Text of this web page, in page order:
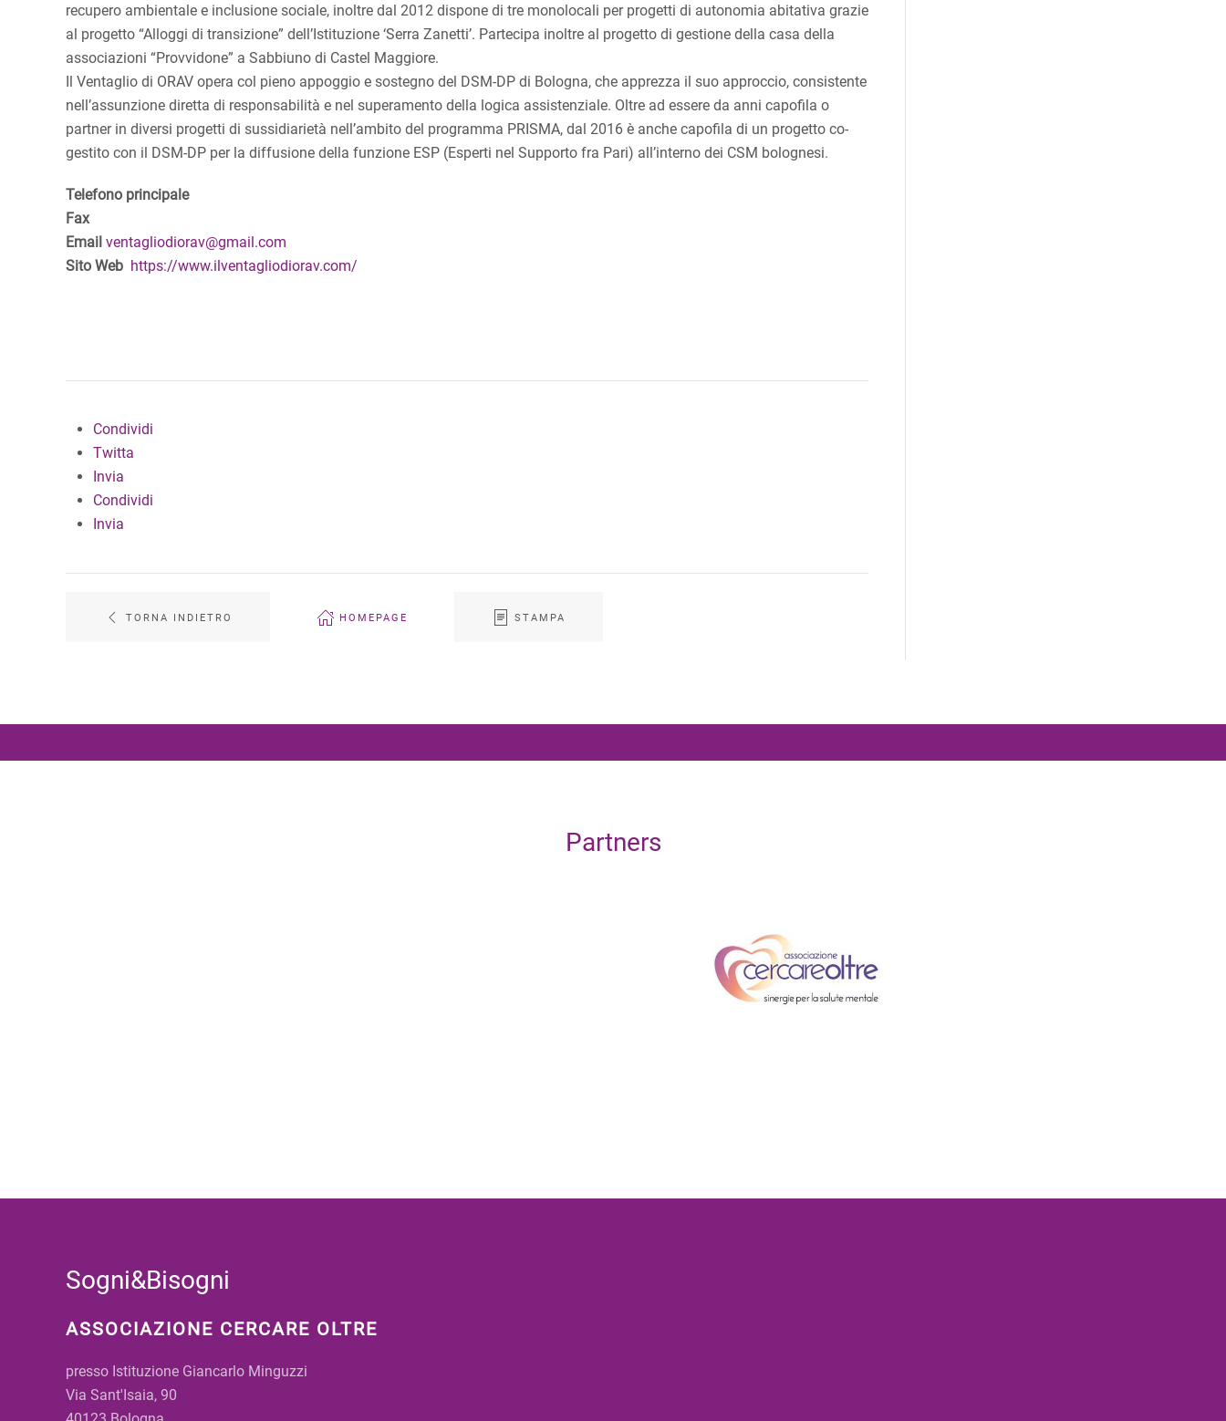
recupero ambientale e inclusione sociale, inoltre dal 2012 dispone di tre monolocali per progetti di autonomia abitativa grazie
al progetto “Alloggi di transizione” dell’Istituzione ‘Serra Zanetti’. Partecipa inoltre al progetto di gestione della casa della
associazioni “Provvidone” a Sabbiuno di Castel Maggiore.
Il Ventaglio di ORAV opera col pieno appoggio e sostegno del DSM-DP di Bologna, che apprezza il suo approccio, consistente
nell’assunzione diretta di responsabilità e nel superamento della logica assistenziale. Oltre ad essere da anni capofila o
partner in diversi progetti di sussidiarietà nell’ambito del programma PRISMA, dal 2016 è anche capofila di un progetto co-
gestito con il DSM-DP per la diffusione della funzione ESP (Esperti nel Supporto fra Pari) all’interno dei CSM bolognesi.
Telefono principale
Fax
Email ventagliodiorav@gmail.com
Sito Web https://www.ilventagliodiorav.com/
Condividi
Twitta
Invia
Condividi
Invia
TORNA INDIETRO HOMEPAGE STAMPA
Partners
Sogni&Bisogni
ASSOCIAZIONE CERCARE OLTRE
presso Istituzione Giancarlo Minguzzi
Via Sant'Isaia, 90